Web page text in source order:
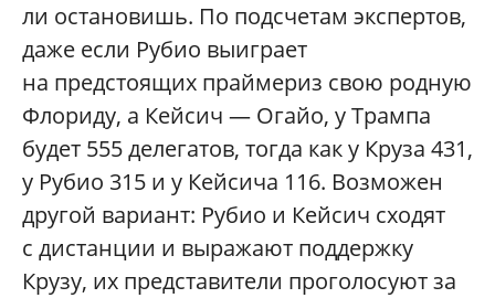
ли остановишь. По подсчетам экспертов,
даже если Рубио выиграет
на предстоящих праймериз свою родную
Флориду, а Кейсич — Огайо, у Трампа
будет 555 делегатов, тогда как у Круза 431,
у Рубио 315 и у Кейсича 116. Возможен
другой вариант: Рубио и Кейсич сходят
с дистанции и выражают поддержку
Крузу, их представители проголосуют за